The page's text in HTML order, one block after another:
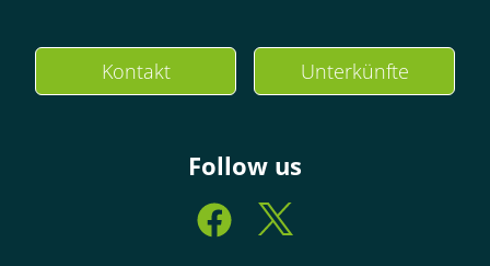
Kontakt Unterkünfte
Follow us